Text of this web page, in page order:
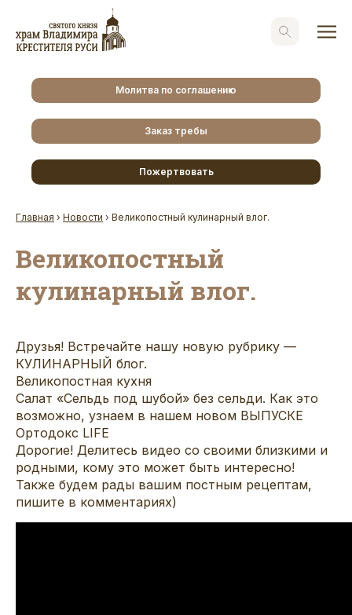
Молитва по соглашению
Заказ требы
Пожертвовать
Главная › Новости › Великопостный кулинарный влог.
Великопостный
кулинарный влог.
Друзья! Встречайте нашу новую рубрику —
КУЛИНАРНЫЙ блог.
Великопостная кухня
Салат «Сельдь под шубой» без сельди. Как это
возможно, узнаем в нашем новом ВЫПУСКЕ
Ортодокс LIFE
Дорогие! Делитесь видео со своими близкими и
родными, кому это может быть интересно!
Также будем рады вашим постным рецептам,
пишите в комментариях)